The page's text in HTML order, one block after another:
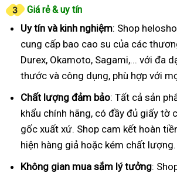
Giá rẻ & uy tín
Uy tín và kinh nghiệm: Shop
cung cấp bao cao su của các
Durex, Okamoto, Sagami,... với đa
thước và công dụng, phù hợp với
Chất lượng đảm bảo: Tất cả sản
khẩu chính hãng, có đầy đủ giấy tờ
gốc xuất xứ. Shop cam kết hoàn
hiện hàng giả hoặc kém chất lượng.
Không gian mua sắm lý tưởng: